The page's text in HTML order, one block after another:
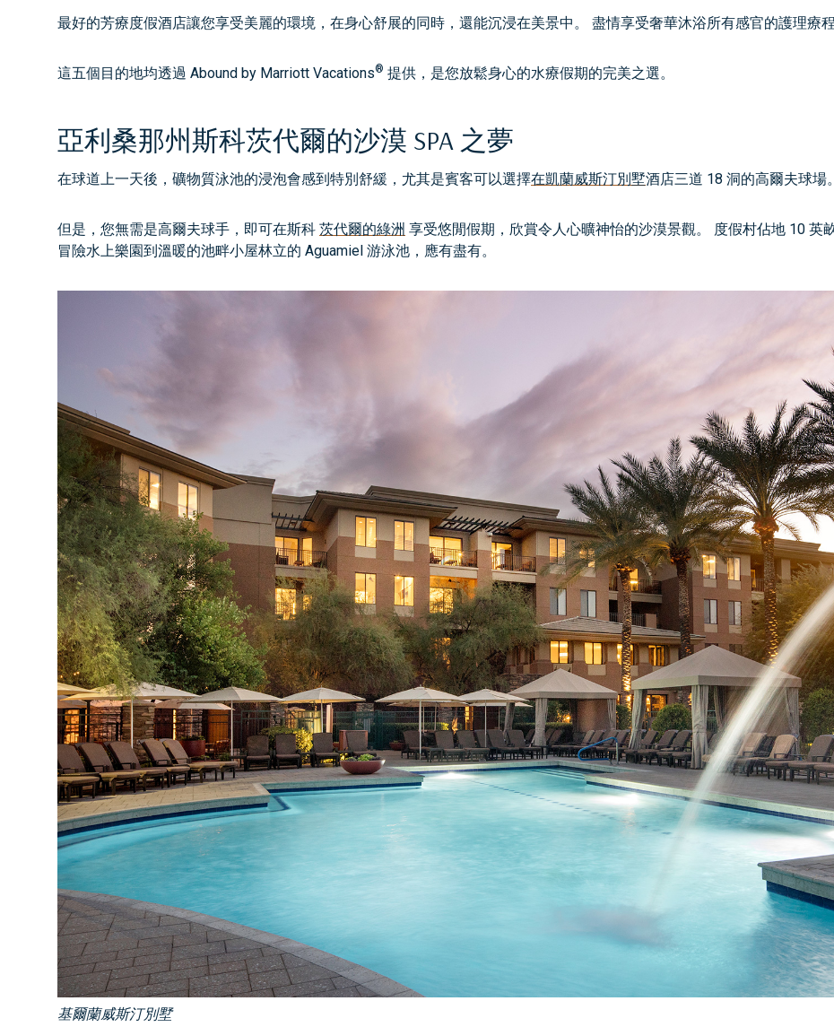
最好的芳療度假酒店讓您享受美麗的環境，在身心舒展的同時，還能沉浸在美景中。 盡情享受奢華沐浴所有感官的護理療
這五個目的地均透過 Abound by Marriott Vacations® 提供，是您放鬆身心的水療假期的完美之選。
亞利桑那州斯科茨代爾的沙漠 SPA 之夢
在球道上一天後，礦物質泳池的浸泡會感到特別舒緩，尤其是賓客可以選擇在凱蘭威斯汀別墅酒店三道 18 洞的高爾夫球場。
但是，您無需是高爾夫球手，即可在斯科 茨代爾的綠洲 享受悠閒假期，欣賞令人心曠神怡的沙漠景觀。 度假村佔地 10 英
冒險水上樂園到溫暖的池畔小屋林立的 Aguamiel 游泳池，應有盡有。
基爾蘭威斯汀別墅